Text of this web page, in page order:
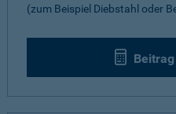
(zum Beispiel Diebstahl oder